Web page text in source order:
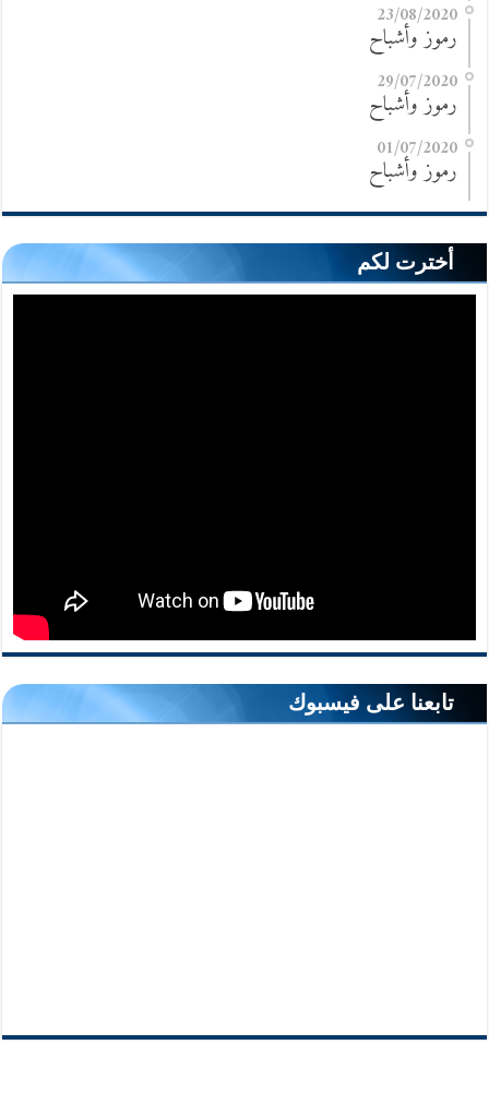
23/08/2020
رموز وأشباح
29/07/2020
رموز وأشباح
01/07/2020
رموز وأشباح
أخترت لكم
تابعنا على فيسبوك